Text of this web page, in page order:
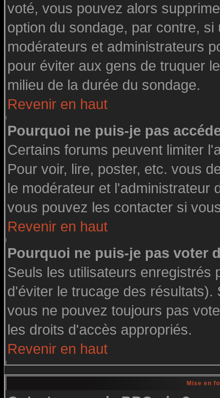
voté, vous pouvez alors
option du sondage, par contre,
modérateurs et administrateurs
pour éviter aux gens de truquer
milieu de la durée du sondage.
Revenir en haut
Pourquoi ne puis-je pas
Certains forums peuvent limiter
Pour voir, lire, poster, etc. vous
le modérateur et l'administrateur
vous pouvez les contacter si
Revenir en haut
Pourquoi ne puis-je pas voter
Seuls les utilisateurs enregistrés
d'éviter le trucage des
vous ne pouvez toujours pas
les droits d'accès appropriés.
Revenir en haut
Mise en